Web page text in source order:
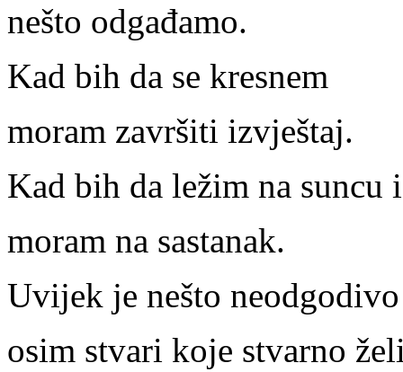
nešto odgađamo.
Kad bih da se kresnem
moram završiti izvještaj.
Kad bih da ležim na suncu
moram na sastanak.
Uvijek je nešto neodgodivo
osim stvari koje stvarno